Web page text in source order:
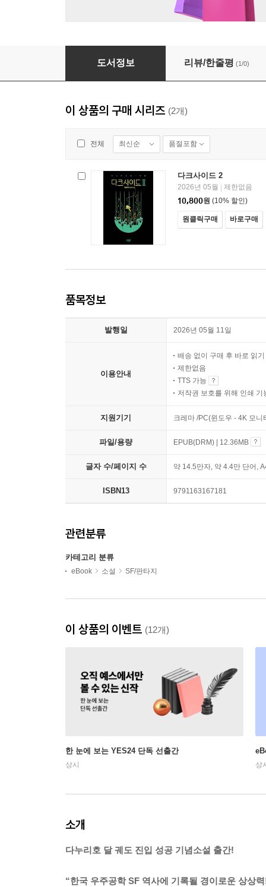
다크사이드 2
도서정보 리뷰/한줄평 (1/0)
이 상품의 구매 시리즈 (2개)
전체 최신순 품절포함
다크사이드 2
2026년 05월
제한없음
10,800원 (10% 할인)
원클릭구매 바로구매
품목정보
발행일 2026년 05월 11일
이용안내
배송 없이 구매 후 바로 읽기
제한없음
TTS 가능
저작권 보호를 위해 인쇄 기
지원기기 크레마 /PC(윈도우 - 4K 모
파일/용량 EPUB(DRM) | 12.36MB
글자 수/페이지 수 약 14.5만자, 약 4.4만 단어,
ISBN13 9791163167181
관련분류
카테고리 분류
eBook 소설 SF/판타지
이 상품의 이벤트 (12개)
한 눈에 보는 YES24 단독 선출간
상시 상
소개
다누리호 달 궤도 진입 성공 기념소설 출간!
“한국 우주공학 SF 역사에 기록될 경이로운 상상